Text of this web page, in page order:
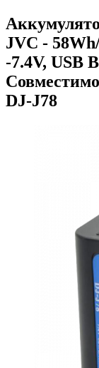
JVC -
-7.4V, USB
DJ-J78